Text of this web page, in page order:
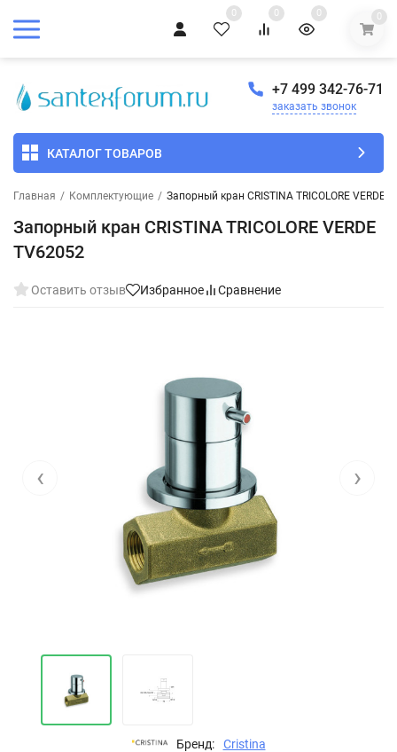
0 0 0 0
+7 499 342-76-71
заказать звонок
КАТАЛОГ ТОВАРОВ
Главная / Комплектующие / Запорный кран CRISTINA TRICOLORE VERDE
Запорный кран CRISTINA TRICOLORE VERDE
TV62052
Оставить отзыв Избранное Сравнение
‹ ›
Бренд: Cristina